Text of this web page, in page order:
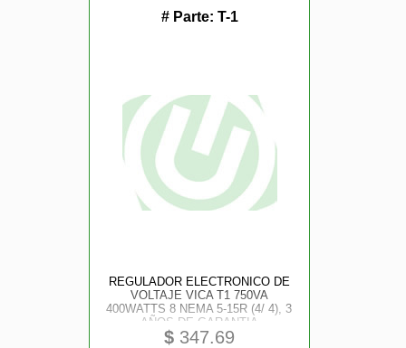
# Parte: T-1
REGULADOR ELECTRONICO DE
VOLTAJE VICA T1 750VA
400WATTS 8 NEMA 5-15R (4/ 4), 3
AÑOS DE GARANTIA
$ 347.69